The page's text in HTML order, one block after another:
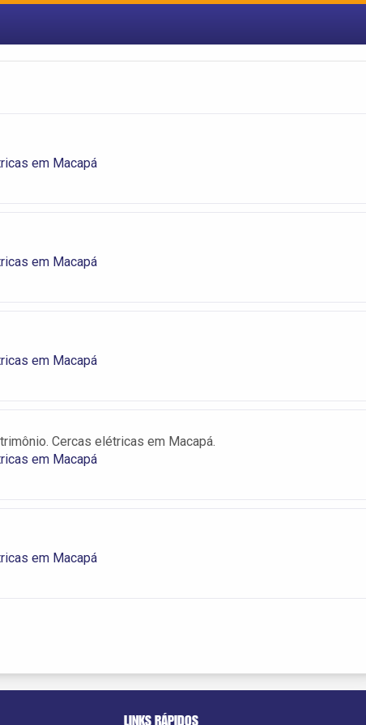
em Macapá
em Macapá
em Macapá
Cercas elétricas em Macapá.
em Macapá
em Macapá
LINKS RÁPIDOS